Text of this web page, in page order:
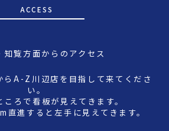
ACCESS
知覧方面からのアクセス
らA-Z川辺店を目指して来てくださ
い。
ろで看板が見えてきます。
直進すると左手に見えてきます。